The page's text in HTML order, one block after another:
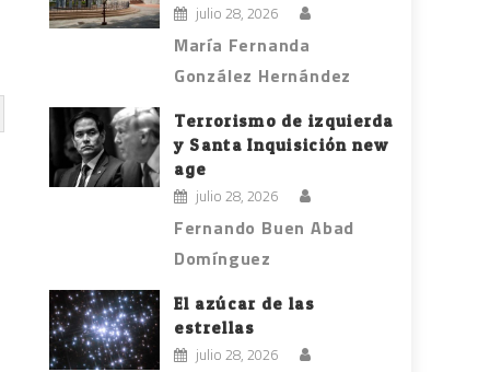
julio 28, 2026
María Fernanda
González Hernández
Terrorismo de izquierda
y Santa Inquisición new
age
julio 28, 2026
Fernando Buen Abad
Domínguez
El azúcar de las
estrellas
julio 28, 2026